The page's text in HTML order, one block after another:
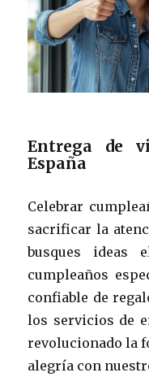
Entrega de
España
Celebrar
sacrificar la
busques ideas
cumpleaños
confiable de
los servicios de
revolucionado la
alegría con